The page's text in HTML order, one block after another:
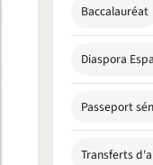
Baccalauréat
Diaspora
Passeport
Transferts